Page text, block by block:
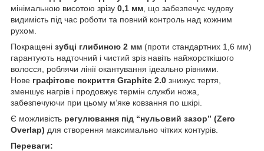
мінімальною висотою зрізу 0,1 мм , що забезпечує чудову
видимість під час роботи та повний контроль над кожним
рухом.
Покращені зубці глибиною 2 мм (проти стандартних 1,6 мм)
гарантують надточний і чистий зріз навіть найжорсткішого
волосся, роблячи лінії окантування ідеально рівними.
Нове графітове покриття Graphite 2.0 знижує тертя,
зменшує нагрів і продовжує термін служби ножа,
забезпечуючи при цьому м’яке ковзання по шкірі.
Є можливість регулювання під “нульовий зазор” (Zero
Overlap) для створення максимально чітких контурів.
Переваги: